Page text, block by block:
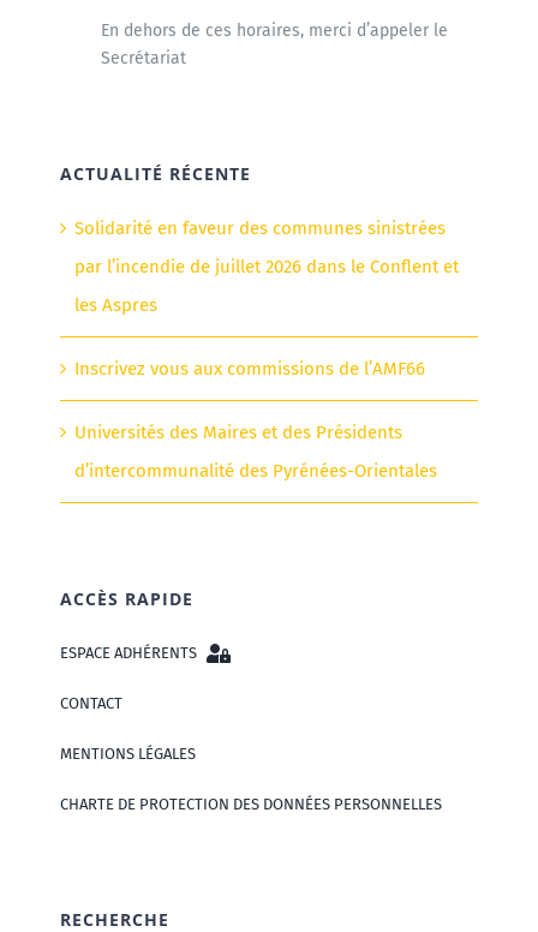
En dehors de ces horaires, merci d’appeler le
Secrétariat
ACTUALITÉ RÉCENTE
Solidarité en faveur des communes sinistrées
par l’incendie de juillet 2026 dans le Conflent et
les Aspres
Inscrivez vous aux commissions de l’AMF66
Universités des Maires et des Présidents
d’intercommunalité des Pyrénées-Orientales
ACCÈS RAPIDE
ESPACE ADHÉRENTS
CONTACT
MENTIONS LÉGALES
CHARTE DE PROTECTION DES DONNÉES PERSONNELLES
RECHERCHE